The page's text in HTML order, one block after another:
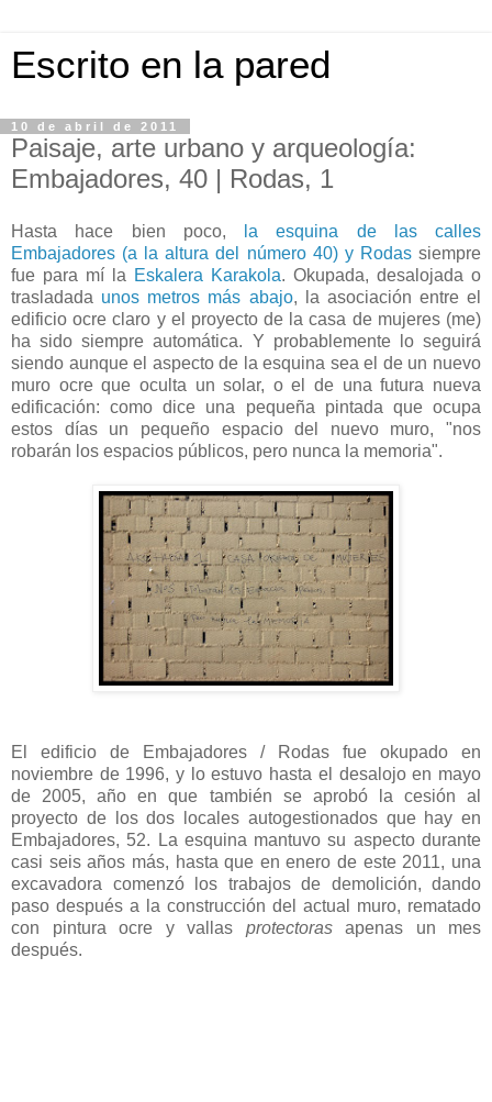
Escrito en la pared
10 de abril de 2011
Paisaje, arte urbano y arqueología:
Embajadores, 40 | Rodas, 1
Hasta hace bien poco, la esquina de las calles
Embajadores (a la altura del número 40) y Rodassiempre
fue para mí la Eskalera Karakola. Okupada, desalojada o
trasladada unos metros más abajo, la asociación entre el
edificio ocre claro y el proyecto de la casa de mujeres (me)
ha sido siempre automática. Y probablemente lo seguirá
siendo aunque el aspecto de la esquina sea el de un nuevo
muro ocre que oculta un solar, o el de una futura nueva
edificación: como dice una pequeña pintada que ocupa
estos días un pequeño espacio del nuevo muro, "nos
robarán los espacios públicos, pero nunca la memoria".
El edificio de Embajadores / Rodas fue okupado en
noviembre de 1996, y lo estuvo hasta el desalojo en mayo
de 2005, año en que también se aprobó la cesión al
proyecto de los dos locales autogestionados que hay en
Embajadores, 52. La esquina mantuvo su aspecto durante
casi seis años más, hasta que en enero de este 2011, una
excavadora comenzó los trabajos de demolición, dando
paso después a la construcción del actual muro, rematado
con pintura ocre y vallas protectoras apenas un mes
después.